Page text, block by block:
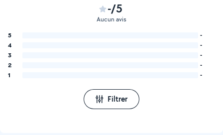
-/5
Aucun avis
5
-
4
-
3
-
2
-
1
-
Filtrer